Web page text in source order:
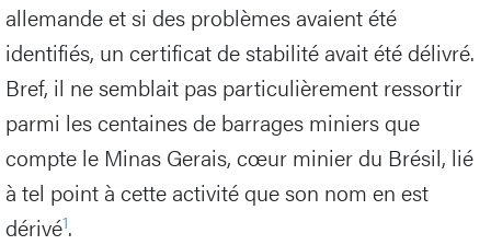
allemande et si des problèmes avaient été
identifiés, un certificat de stabilité avait été délivré.
Bref, il ne semblait pas particulièrement ressortir
parmi les centaines de barrages miniers que
compte le Minas Gerais, cœur minier du Brésil, lié
à tel point à cette activité que son nom en est
dérivé1.